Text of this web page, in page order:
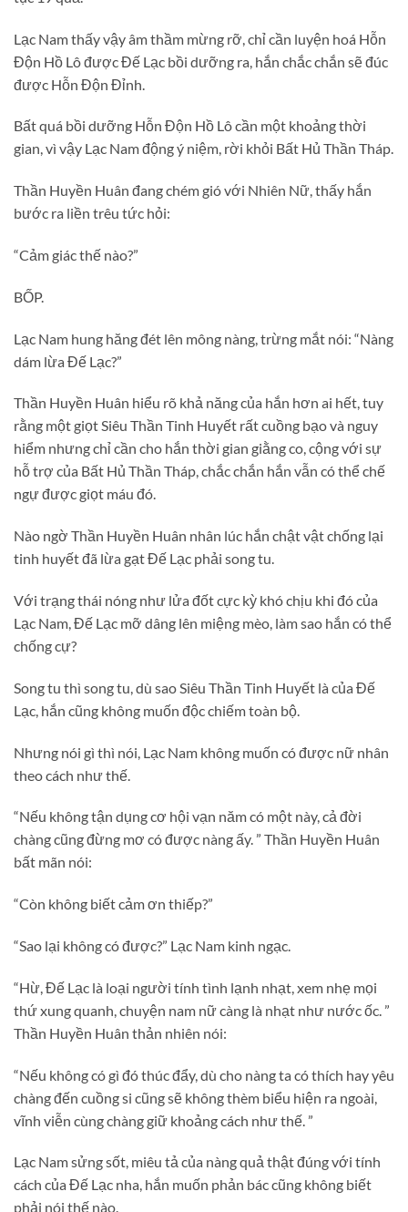
Lạc Nam thấy vậy âm thầm mừng rỡ, chỉ cần luyện hoá Hỗn
Độn Hồ Lô được Đế Lạc bồi dưỡng ra, hắn chắc chắn sẽ đúc
được Hỗn Độn Đỉnh.
Bất quá bồi dưỡng Hỗn Độn Hồ Lô cần một khoảng thời
gian, vì vậy Lạc Nam động ý niệm, rời khỏi Bất Hủ Thần Tháp.
Thần Huyền Huân đang chém gió với Nhiên Nữ, thấy hắn
bước ra liền trêu tức hỏi:
“Cảm giác thế nào?”
BỐP.
Lạc Nam hung hăng đét lên mông nàng, trừng mắt nói: “Nàng
dám lừa Đế Lạc?”
Thần Huyền Huân hiểu rõ khả năng của hắn hơn ai hết, tuy
rằng một giọt Siêu Thần Tinh Huyết rất cuồng bạo và nguy
hiểm nhưng chỉ cần cho hắn thời gian giằng co, cộng với sự
hỗ trợ của Bất Hủ Thần Tháp, chắc chắn hắn vẫn có thể chế
ngự được giọt máu đó.
Nào ngờ Thần Huyền Huân nhân lúc hắn chật vật chống lại
tinh huyết đã lừa gạt Đế Lạc phải song tu.
Với trạng thái nóng như lửa đốt cực kỳ khó chịu khi đó của
Lạc Nam, Đế Lạc mỡ dâng lên miệng mèo, làm sao hắn có thể
chống cự?
Song tu thì song tu, dù sao Siêu Thần Tinh Huyết là của Đế
Lạc, hắn cũng không muốn độc chiếm toàn bộ.
Nhưng nói gì thì nói, Lạc Nam không muốn có được nữ nhân
theo cách như thế.
“Nếu không tận dụng cơ hội vạn năm có một này, cả đời
chàng cũng đừng mơ có được nàng ấy. ” Thần Huyền Huân
bất mãn nói:
“Còn không biết cảm ơn thiếp?”
“Sao lại không có được?” Lạc Nam kinh ngạc.
“Hừ, Đế Lạc là loại người tính tình lạnh nhạt, xem nhẹ mọi
thứ xung quanh, chuyện nam nữ càng là nhạt như nước ốc. ”
Thần Huyền Huân thản nhiên nói:
“Nếu không có gì đó thúc đẩy, dù cho nàng ta có thích hay yêu
chàng đến cuồng si cũng sẽ không thèm biểu hiện ra ngoài,
vĩnh viễn cùng chàng giữ khoảng cách như thế. ”
Lạc Nam sửng sốt, miêu tả của nàng quả thật đúng với tính
cách của Đế Lạc nha, hắn muốn phản bác cũng không biết
phải nói thế nào.